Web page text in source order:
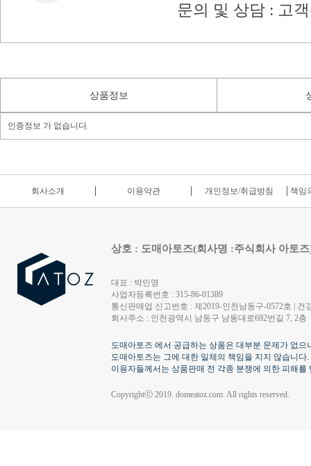
문의 및 상담 : 고
상품정보
인증정보 가 없습니다.
회사소개 이용약관 개인정보/취급방침 책임
상호 : 도매아토즈(회사명 :주식회사 아토
대표 : 박민영
사업자등록번호 : 315-86-01389
통신판매업 신고번호 : 제2019-인천남동구-0572호 | 건
회사주소 : 인천광역시 남동구 남동대로692번길 7, 2층
도매아토즈 에서 공급하는 상품은 대부분 문제가 없
도매아토즈는 그에 대한 일체의 책임을 지지 않습니다.
이용자들께서는 상품판매 전 각종 분쟁에 의한 피해
Copyrightⓒ 2019. domeatoz.com. All rights reserved.